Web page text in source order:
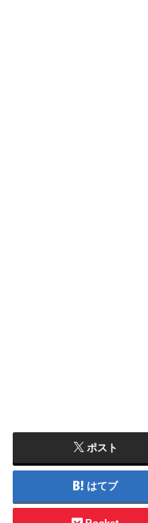
ポスト
はてブ